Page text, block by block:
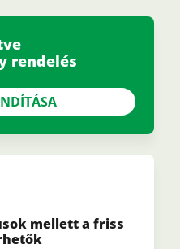
rendelés
mellett a friss